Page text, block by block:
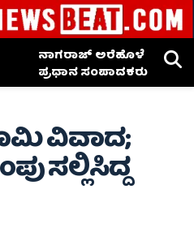
ನಾಗರಾಜ್ ಅರೆಹೊಳೆ
ಪ್ರಧಾನ ಸಂಪಾದಕರು
ವಿವಾದ;
ಸಲ್ಲಿಸಿದ್ದ